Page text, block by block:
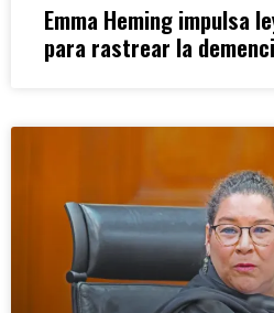
Emma Heming impulsa
para rastrear la